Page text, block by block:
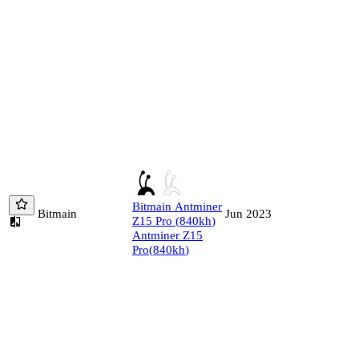
Bitmain
Bitmain Antminer
Z15 Pro (840kh)
Antminer Z15
Pro(840kh)
Jun 2023